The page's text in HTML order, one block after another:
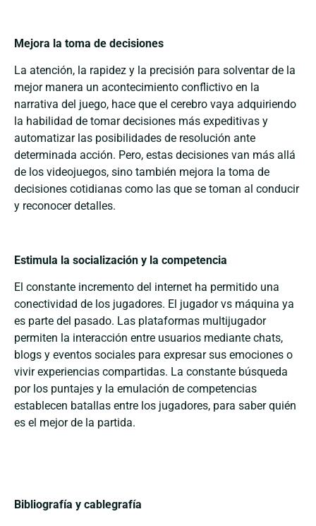
Mejora la toma de decisiones
La atención, la rapidez y la precisión para solventar de la
mejor manera un acontecimiento conflictivo en la
narrativa del juego, hace que el cerebro vaya adquiriendo
la habilidad de tomar decisiones más expeditivas y
automatizar las posibilidades de resolución ante
determinada acción. Pero, estas decisiones van más allá
de los videojuegos, sino también mejora la toma de
decisiones cotidianas como las que se toman al conducir
y reconocer detalles.
Estimula la socialización y la competencia
El constante incremento del internet ha permitido una
conectividad de los jugadores. El jugador vs máquina ya
es parte del pasado. Las plataformas multijugador
permiten la interacción entre usuarios mediante chats,
blogs y eventos sociales para expresar sus emociones o
vivir experiencias compartidas. La constante búsqueda
por los puntajes y la emulación de competencias
establecen batallas entre los jugadores, para saber quién
es el mejor de la partida.
Bibliografía y cablegrafía